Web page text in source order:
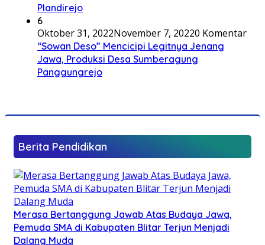
Plandirejo
6
Oktober 31, 2022November 7, 20220 Komentar
“Sowan Deso” Mencicipi Legitnya Jenang
Jawa, Produksi Desa Sumberagung
Panggungrejo
Berita Pendidikan
Merasa Bertanggung Jawab Atas Budaya Jawa,
Pemuda SMA di Kabupaten Blitar Terjun Menjadi
Dalang Muda